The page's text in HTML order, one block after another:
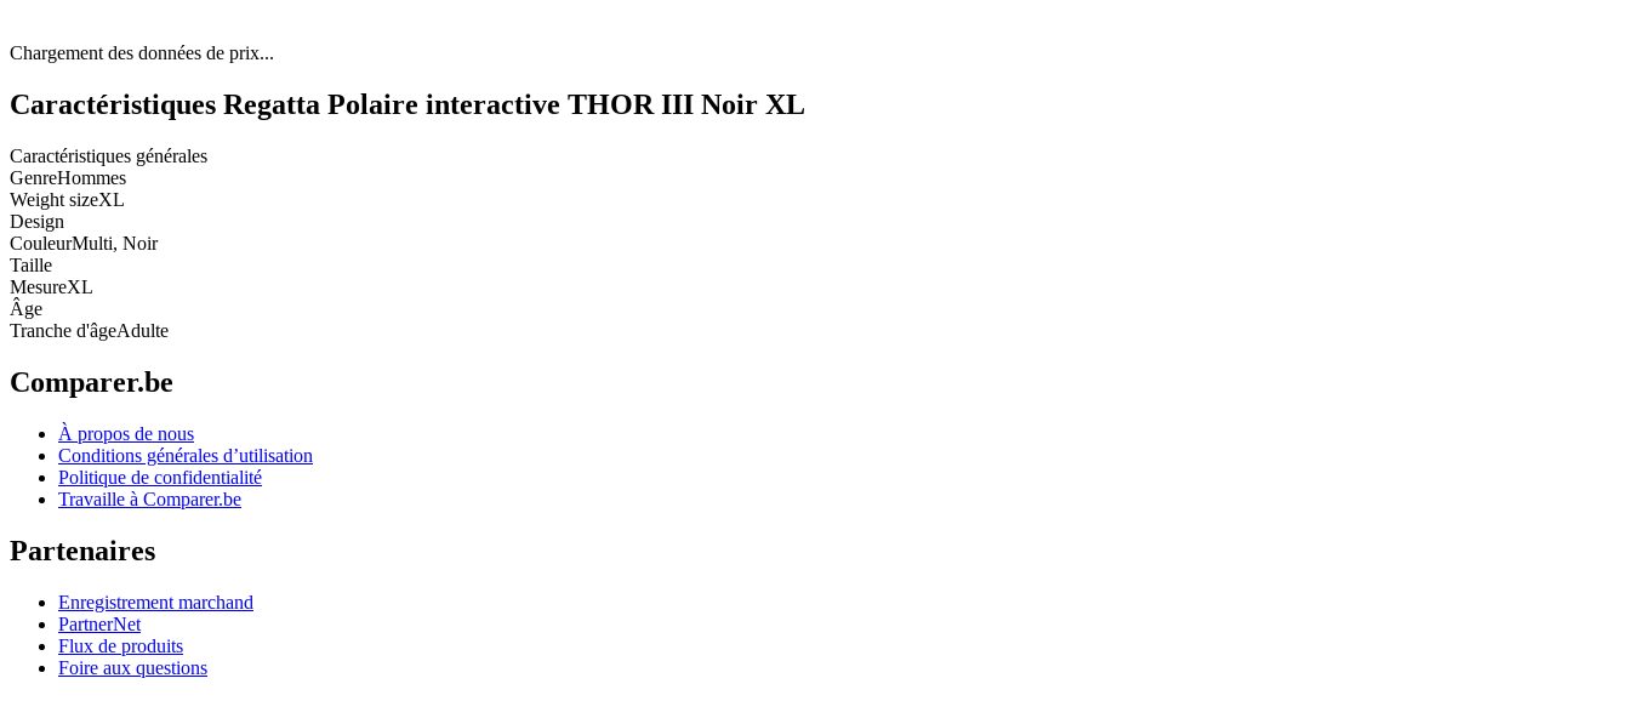
Chargement des données de prix...
Caractéristiques Regatta Polaire interactive THOR III Noir XL
Caractéristiques générales
GenreHommes
Weight sizeXL
Design
CouleurMulti, Noir
Taille
MesureXL
Âge
Tranche d'âgeAdulte
Comparer.be
À propos de nous
Conditions générales d’utilisation
Politique de confidentialité
Travaille à Comparer.be
Partenaires
Enregistrement marchand
PartnerNet
Flux de produits
Foire aux questions